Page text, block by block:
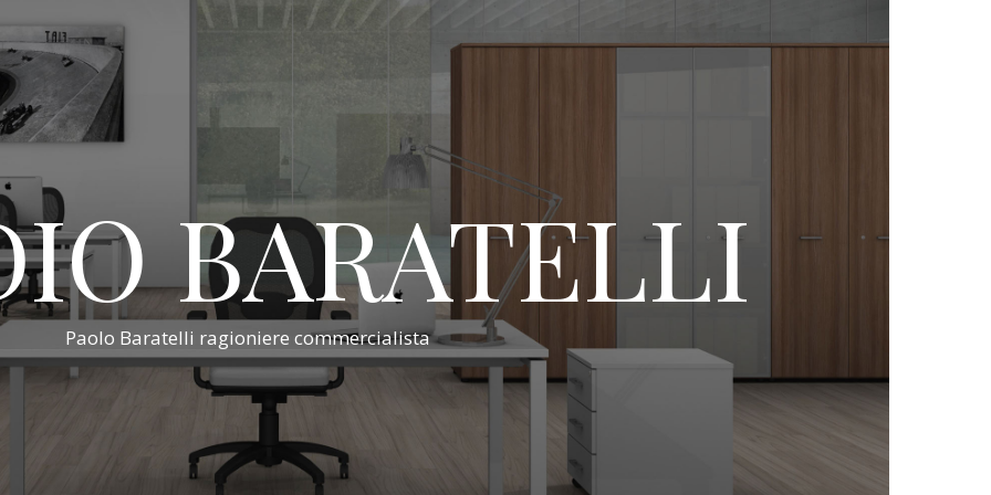
BARATELLI
Paolo Baratelli ragioniere commercialista